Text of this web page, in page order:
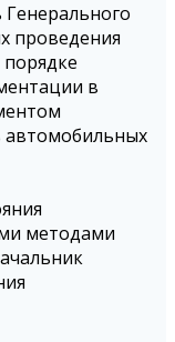
проведения
в
автомобильных
методами